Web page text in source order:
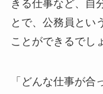
きる仕事など、自
とで、公務員とい
ことができるでし
「どんな仕事が